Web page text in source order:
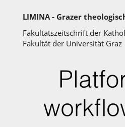
LIMINA - Grazer
Fakultätszeitschrift der
Fakultät der Universität Graz